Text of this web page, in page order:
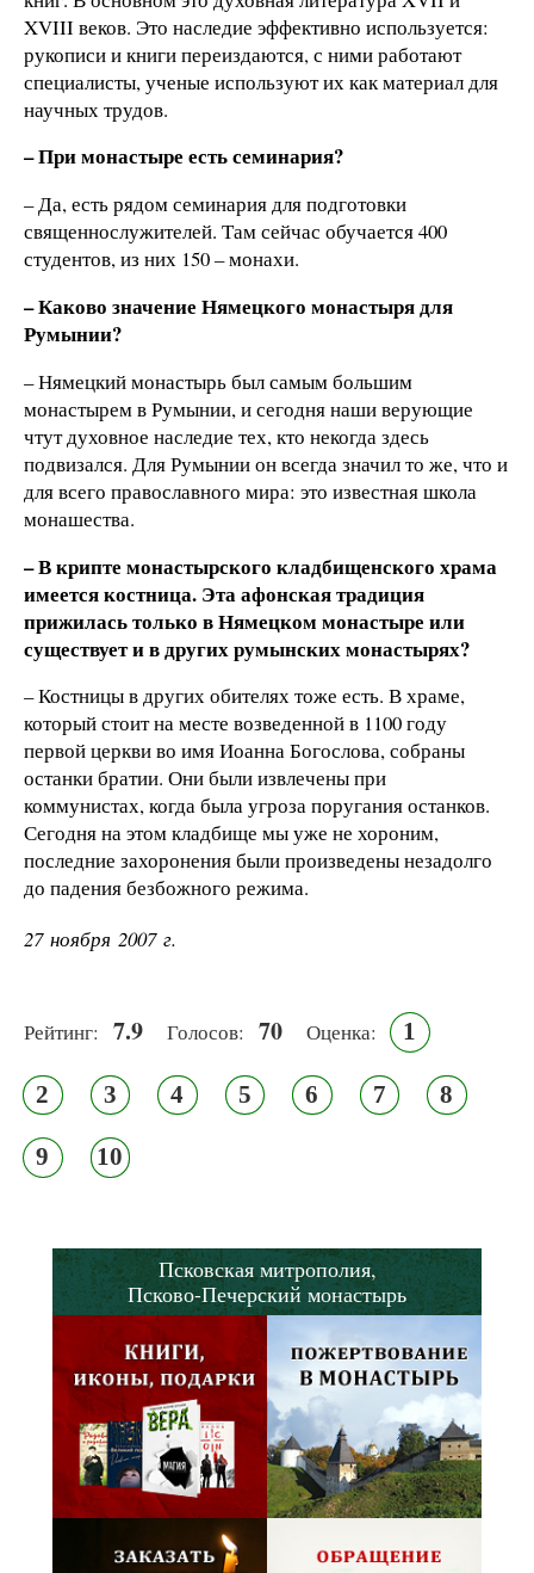
XVIII веков. Это наследие эффективно используется:
рукописи и книги переиздаются, с ними работают
специалисты, ученые используют их как материал для
научных трудов.
– При монастыре есть семинария?
– Да, есть рядом семинария для подготовки
священнослужителей. Там сейчас обучается 400
студентов, из них 150 – монахи.
– Каково значение Нямецкого монастыря для
Румынии?
– Нямецкий монастырь был самым большим
монастырем в Румынии, и сегодня наши верующие
чтут духовное наследие тех, кто некогда здесь
подвизался. Для Румынии он всегда значил то же, что и
для всего православного мира: это известная школа
монашества.
– В крипте монастырского кладбищенского храма
имеется костница. Эта афонская традиция
прижилась только в Нямецком монастыре или
существует и в других румынских монастырях?
– Костницы в других обителях тоже есть. В храме,
который стоит на месте возведенной в 1100 году
первой церкви во имя Иоанна Богослова, собраны
останки братии. Они были извлечены при
коммунистах, когда была угроза поругания останков.
Сегодня на этом кладбище мы уже не хороним,
последние захоронения были произведены незадолго
до падения безбожного режима.
27 ноября 2007 г.
Рейтинг: 7.9 Голосов: 70 Оценка: 1
2 3 4 5 6 7 8
9 10
Псковская митрополия,
Псково-Печерский монастырь